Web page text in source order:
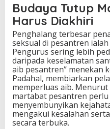
Budaya Tutup
Harus Diakhiri
Penghalang terbesar
seksual di pesantren
Pengurus sering lebih
daripada keselamatan
aib pesantren” menekan
Padahal, membiarkan
memperluas aib. Menurut
martabat pesantren
menyembunyikan
mengakui kesalahan
secara terbuka.